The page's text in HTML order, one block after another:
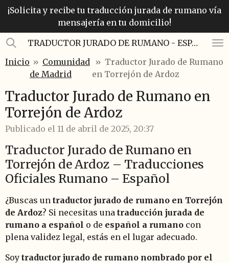
Ir
contenido
principal
TRADUCTOR JURADO DE RUMANO - ESPAÑOL
¡Solicita y recibe tu traducción jurada de rumano vía
mensajería en tu domicilio!
Inicio » Comunidad
de Madrid
» Traductor Jurado de Rumano
en Torrejón de Ardoz
Traductor Jurado de Rumano en
Torrejón de Ardoz
Publicado el 11 de abril de 2025, 20:37
Traductor Jurado de Rumano en
Torrejón de Ardoz – Traducciones
Oficiales Rumano – Español
¿Buscas un traductor jurado de rumano en Torrejón
de Ardoz? Si necesitas una traducción jurada de
rumano a español o de español a rumano con
plena validez legal, estás en el lugar adecuado.
Soy traductor jurado de rumano nombrado por el